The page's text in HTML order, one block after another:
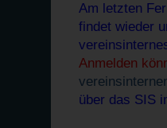
Am letzten
findet wieder
Anmelden
über das SIS